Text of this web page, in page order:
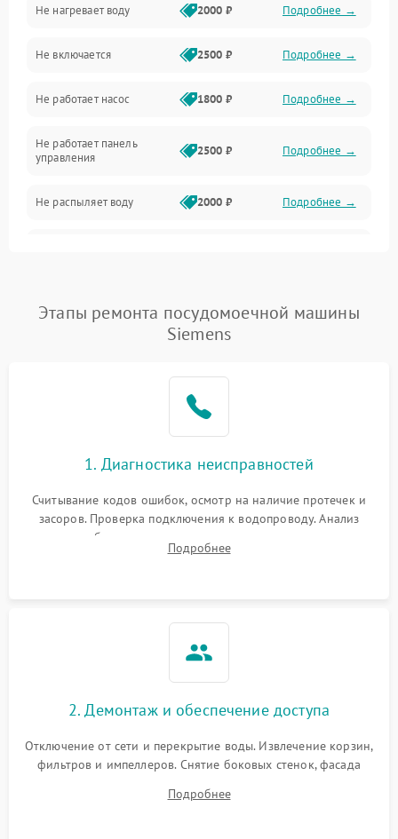
Датчики
Нагрев
Вода
Гигиена
Программное обеспечение
Не нагревает воду 2000 ₽ Подробнее →
Не включается 2500 ₽ Подробнее →
Не работает насос 1800 ₽ Подробнее →
Не работает панель
управления
2500 ₽ Подробнее →
Не распыляет воду 2000 ₽ Подробнее →
Проблемы с набором
воды
1800 ₽ Подробнее →
1700 ₽
циркуляционным насосом
2100 ₽ Подробнее →
Этапы ремонта посудомоечной машины
Siemens
1. Диагностика неисправностей
Считывание кодов ошибок, осмотр на наличие протечек и
засоров. Проверка подключения к водопроводу. Анализ
жалоб на отсутствие слива, нагрева, вращения
разбрызгивателей или срабатывание системы защиты
Подробнее
2. Демонтаж и обеспечение доступа
Отключение от сети и перекрытие воды. Извлечение корзин,
фильтров и импеллеров. Снятие боковых стенок, фасада
циркуляционному насосу, ТЭНу и сливной помпе.
Подробнее